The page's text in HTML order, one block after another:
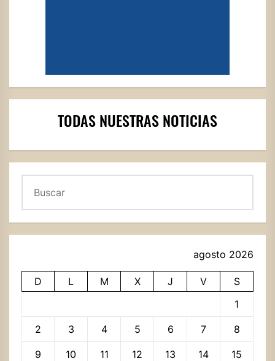
TODAS NUESTRAS NOTICIAS
agosto 2026
D L M X J V
S
1
2 3 4 5 6 7 8
9 10 11 12 13 14 15